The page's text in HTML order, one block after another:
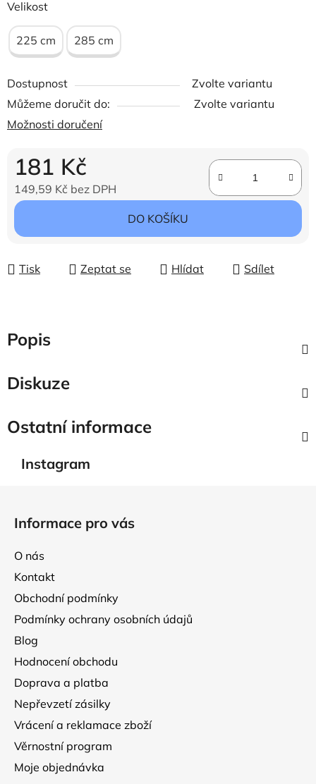
Velikost
225 cm 285 cm
Dostupnost
Zvolte variantu
Můžeme doručit do:
Zvolte variantu
Možnosti doručení
181 Kč
149,59 Kč bez DPH
Měrná cena:
DO KOŠÍKU
Tisk Zeptat se Hlídat Sdílet
Popis
Diskuze
Ostatní informace
Instagram
Informace pro vás
O nás
Kontakt
Obchodní podmínky
Podmínky ochrany osobních údajů
Blog
Hodnocení obchodu
Doprava a platba
Nepřevzetí zásilky
Vrácení a reklamace zboží
Věrnostní program
Moje objednávka